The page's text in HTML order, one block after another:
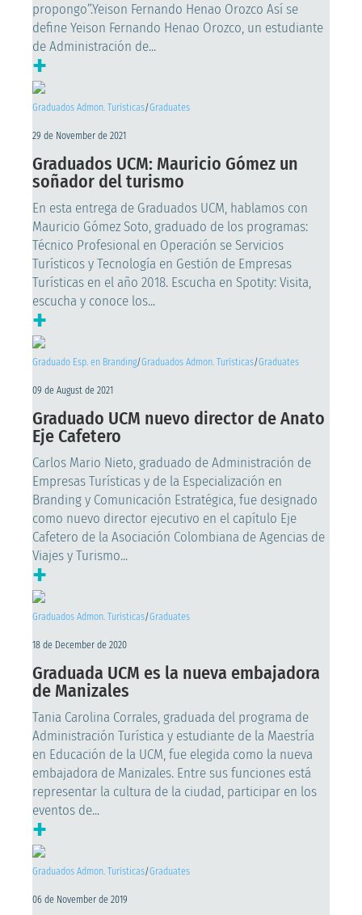
propongo”.Yeison Fernando Henao Orozco Así se
define Yeison Fernando Henao Orozco, un estudiante
de Administración de...
+
Graduados Admon. Turísticas/Graduates
29 de November de 2021
Graduados UCM: Mauricio Gómez un
soñador del turismo
En esta entrega de Graduados UCM, hablamos con
Mauricio Gómez Soto, graduado de los programas:
Técnico Profesional en Operación se Servicios
Turísticos y Tecnología en Gestión de Empresas
Turísticas en el año 2018. Escucha en Spotity: Visita,
escucha y conoce los...
+
Graduado Esp. en Branding/Graduados Admon. Turísticas/Graduates
09 de August de 2021
Graduado UCM nuevo director de Anato
Eje Cafetero
Carlos Mario Nieto, graduado de Administración de
Empresas Turísticas y de la Especialización en
Branding y Comunicación Estratégica, fue designado
como nuevo director ejecutivo en el capítulo Eje
Cafetero de la Asociación Colombiana de Agencias de
Viajes y Turismo...
+
Graduados Admon. Turísticas/Graduates
18 de December de 2020
Graduada UCM es la nueva embajadora
de Manizales
Tania Carolina Corrales, graduada del programa de
Administración Turística y estudiante de la Maestría
en Educación de la UCM, fue elegida como la nueva
embajadora de Manizales. Entre sus funciones está
representar la cultura de la ciudad, participar en los
eventos de...
+
Graduados Admon. Turísticas/Graduates
06 de November de 2019